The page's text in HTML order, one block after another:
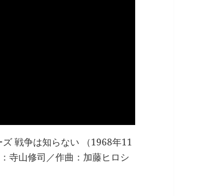
戦争は知らない （1968年11
寺山修司／作曲：加藤ヒロシ